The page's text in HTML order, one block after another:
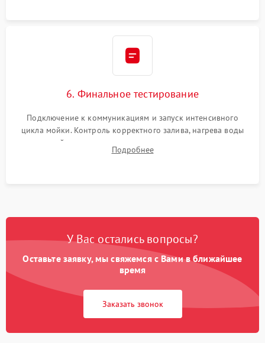
6. Финальное тестирование
Подключение к коммуникациям и запуск интенсивного
цикла мойки. Контроль корректного залива, нагрева воды
до нужной температуры, отсутствия посторонних шумов,
штатного слива и абсолютной сухости в поддоне.
Подробнее
У Вас остались вопросы?
Оставьте заявку, мы свяжемся с Вами в ближайшее
время
Заказать звонок